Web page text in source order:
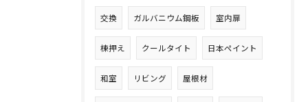
交換 ガルバニウム鋼板 室内扉
棟押え クールタイト 日本ペイント
和室 リビング 屋根材